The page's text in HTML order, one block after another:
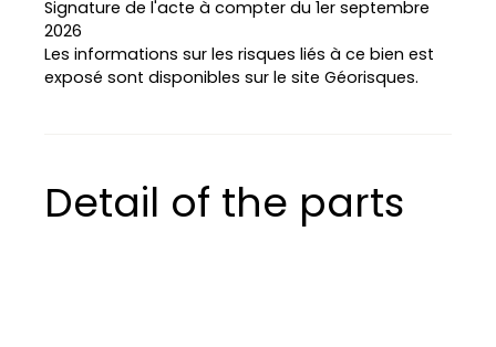
Signature de l'acte à compter du 1er septembre
2026
Les informations sur les risques liés à ce bien est
exposé sont disponibles sur le site Géorisques.
Detail of the parts